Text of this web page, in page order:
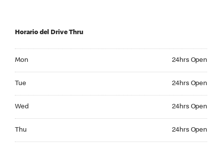
Horario del Drive Thru
Mon 24hrs Open
Tue 24hrs Open
Wed 24hrs Open
Thu 24hrs Open